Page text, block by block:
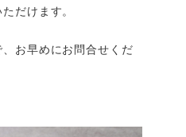
だけます。
お早めにお問合せくだ